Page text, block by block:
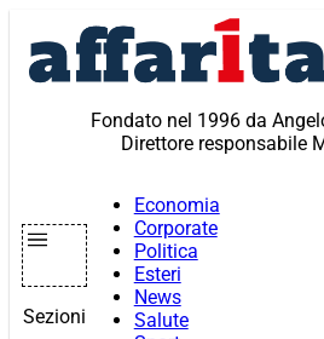
contenuto
Fondato nel 1996 da
Direttore responsabile
Sezioni
Economia
Corporate
Politica
Esteri
News
Salute